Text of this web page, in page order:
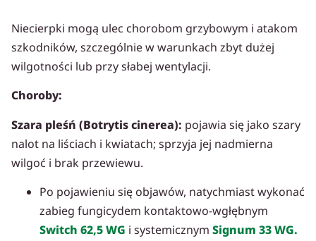
Niecierpki mogą ulec chorobom grzybowym i atakom
szkodników, szczególnie w warunkach zbyt dużej
wilgotności lub przy słabej wentylacji.
Choroby:
Szara pleśń (Botrytis cinerea): pojawia się jako szary
nalot na liściach i kwiatach; sprzyja jej nadmierna
wilgoć i brak przewiewu.
Po pojawieniu się objawów, natychmiast wykonać
zabieg fungicydem kontaktowo-wgłębnym
Switch 62,5 WG i systemicznym Signum 33 WG.